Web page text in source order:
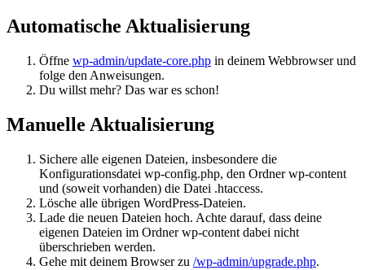
Automatische Aktualisierung
Öffne wp-admin/update-core.php in deinem Webbrowser und
folge den Anweisungen.
Du willst mehr? Das war es schon!
Manuelle Aktualisierung
Sichere alle eigenen Dateien, insbesondere die
Konfigurationsdatei wp-config.php, den Ordner wp-content
und (soweit vorhanden) die Datei .htaccess.
Lösche alle übrigen WordPress-Dateien.
Lade die neuen Dateien hoch. Achte darauf, dass deine
eigenen Dateien im Ordner wp-content dabei nicht
überschrieben werden.
Gehe mit deinem Browser zu /wp-admin/upgrade.php.